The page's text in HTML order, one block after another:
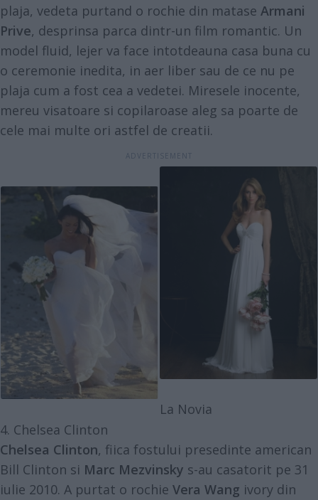
plaja, vedeta purtand o rochie din matase Armani
Prive, desprinsa parca dintr-un film romantic. Un
model fluid, lejer va face intotdeauna casa buna cu
o ceremonie inedita, in aer liber sau de ce nu pe
plaja cum a fost cea a vedetei. Miresele inocente,
mereu visatoare si copilaroase aleg sa poarte de
cele mai multe ori astfel de creatii.
La Novia
4. Chelsea Clinton
Chelsea Clinton, fiica fostului presedinte american
Bill Clinton si Marc Mezvinsky s-au casatorit pe 31
iulie 2010. A purtat o rochie Vera Wang ivory din